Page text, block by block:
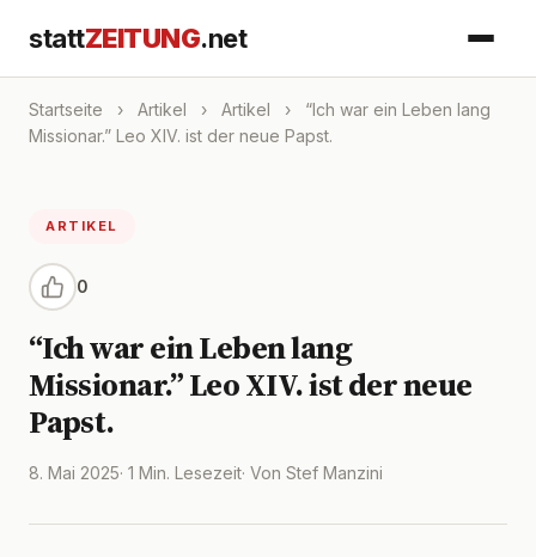
stattZEITUNG.net
Startseite › Artikel › Artikel ›
“Ich war ein Leben lang
Missionar.” Leo XIV. ist der neue Papst.
ARTIKEL
0
“Ich war ein Leben lang
Missionar.” Leo XIV. ist der neue
Papst.
8. Mai 2025· 1 Min. Lesezeit· Von Stef Manzini